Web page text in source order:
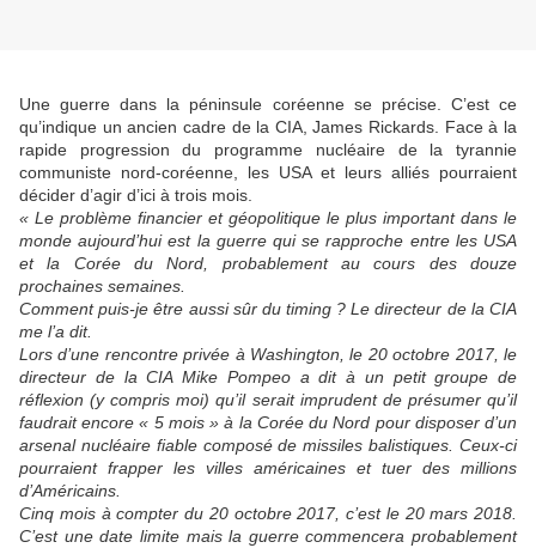
Une guerre dans la péninsule coréenne se précise. C’est ce
qu’indique un ancien cadre de la CIA, James Rickards. Face à la
rapide progression du programme nucléaire de la tyrannie
communiste nord-coréenne, les USA et leurs alliés pourraient
décider d’agir d’ici à trois mois.
« Le problème financier et géopolitique le plus important dans le
monde aujourd’hui est la guerre qui se rapproche entre les USA
et la Corée du Nord, probablement au cours des douze
prochaines semaines.
Comment puis-je être aussi sûr du timing ? Le directeur de la CIA
me l’a dit.
Lors d’une rencontre privée à Washington, le 20 octobre 2017, le
directeur de la CIA Mike Pompeo a dit à un petit groupe de
réflexion (y compris moi) qu’il serait imprudent de présumer qu’il
faudrait encore « 5 mois » à la Corée du Nord pour disposer d’un
arsenal nucléaire fiable composé de missiles balistiques. Ceux-ci
pourraient frapper les villes américaines et tuer des millions
d’Américains.
Cinq mois à compter du 20 octobre 2017, c’est le 20 mars 2018.
C’est une date limite mais la guerre commencera probablement